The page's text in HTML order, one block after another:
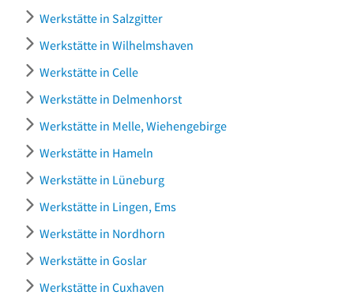
Werkstätte in Salzgitter
Werkstätte in Wilhelmshaven
Werkstätte in Celle
Werkstätte in Delmenhorst
Werkstätte in Melle, Wiehengebirge
Werkstätte in Hameln
Werkstätte in Lüneburg
Werkstätte in Lingen, Ems
Werkstätte in Nordhorn
Werkstätte in Goslar
Werkstätte in Cuxhaven